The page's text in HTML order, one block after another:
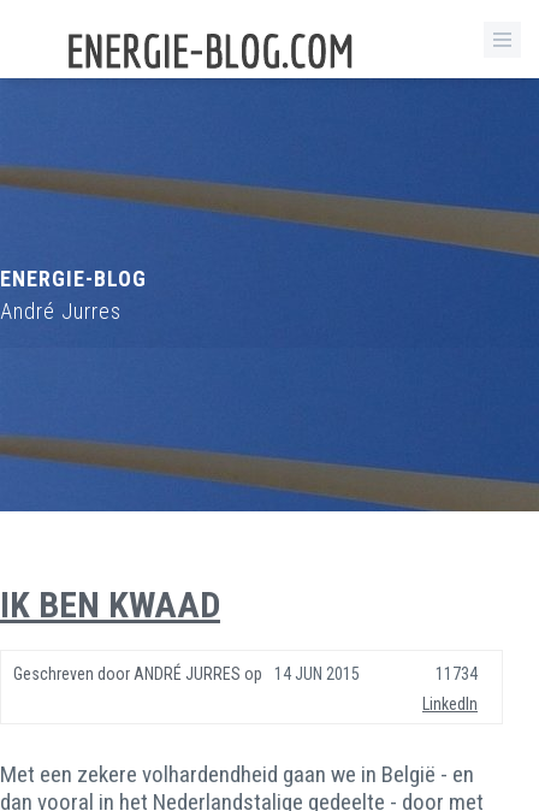
ENERGIE-BLOG
André Jurres
IK BEN KWAAD
Geschreven door ANDRÉ JURRES op 14 JUN 2015
11734
LinkedIn
Met een zekere volhardendheid gaan we in België - en
dan vooral in het Nederlandstalige gedeelte - door met